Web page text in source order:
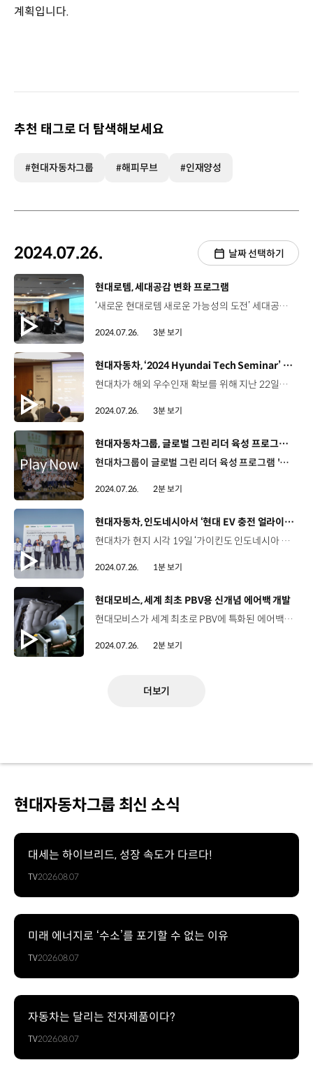
계획입니다.
추천 태그로 더 탐색해보세요
#현대자동차그룹 #해피무브 #인재양성
2024.07.26. 날짜 선택하기
[동영상]
현대로템, 세대공감 변화 프로그램
‘새로운 현대로템 새로운 가능성의 도전’ 세대공감 변화 프로그램 진행 세대 특징에 따른 New Rotem Way 내재화 시니어 70년대생 주니어 90년대생 세대별 특성에 따른 맞춤형 프로그램 이현 책임매니저 / 현대로템 교육문화팀현대로템은 세대 간의 이해도를 높이고 구성원들이 한 방향을 바라볼 수 있는 동기를 유발할 수 있도록 세대공감 변화 프로그램을 운영하고 있습니다. [90년대생 프로그램] 주도적 마인드셋을 통해 나의 가치를 높이는 습관 [70년대생 프로그램] 세련되고 스마트한 시니어가 되기 위한 열정 리부트 같은 세대끼리 스킨십을 통한 시너지 향상 곽정은 칼럼리스트의 세대 맞춤형 특강 곽정은 칼럼리스트일하면서 감정을 관리하고 또 마음을 돌본다는 것이 쉽지는 않죠. 하지만 여러분들 귀한 재능을 펼치시면서 경험하는 많은 현장들 속에서 자신을 사랑하고 또 타인을 돌보는 귀한 여정을 걸어가셨으면 하는 바람이 있습니다. 현대로템 여러분 모두 파이팅. 세대별 참여형 액티비티 프로그램 진행 70년대생 단체 탁구, 팀 크레인, 지구를 굴려라, 릴레이 줄넘기 문종훈 책임연구원 / 현대로템 유도무기개발팀 세대공감 프로그램을 통해서 젊은 세대와 우리 세대가 같이 즐겁게 공존해가며 갈 수 있는 방법들을 생각해보는 좋은 기회가 됐으면 합니다. 90년대생 실내 조정, 스피드 스택스, 파이프 릴레이 배지원 연구원 / 현대로템 추진시험팀70년대생 세대와 90년대생 세대가 다르다는 것을 인정하고 서로 이해할 수 있도록 회사 차원에서 도와주셔서, 서로 협업해서 프로젝트 같은 것도 진행할 수 있도록 도와주는 좋은 제도라고 생각합니다. 강의식 교육에서 벗어나 세대 공감 활동을 통한 자연스러운 변화 유도 이상민 책임연구원 / 현대로템 운반설비연구팀 오랜만에 이렇게 땀도 흘리고 다 같은 세대잖아요. 이런 활동을 하니까 너무 재밌네요. 서로 서로 이렇게 크게 웃은 적이 없었는데 많이 웃었어요. 즐겁습니다. 김석원 연구원 / 현대로템 추진시험팀 이런 자리가 좀 많았으면 좋겠습니다. 잘못한 부분도 스스로 좀 많이 깨달았고 저희뿐만 아니라 70년생 분들도 많이 참여했으면 좋겠습니다. 세대공감 변화 프로그램을 통해 세대 간 장벽 해소 70년대생 90년대생 성장과 공감의 장이 된 시간
2024.07.26. 3분 보기
[동영상]
현대자동차, ‘2024 Hyundai Tech Seminar’ 개최
현대차가 해외 우수인재 확보를 위해 지난 22일부터 이틀간 ‘2024 Hyundai Tech Seminar'를 개최했습니다. 현대차는 해외 우수 이공계 박사 채용을 위해 매년 다양한 노력을 기울이고 있는데요. 올해는 기존에 진행했던 홍보 중심의 대규모 콘퍼런스 형식에서 벗어나, 1차 온라인 면접에 합격한 해외 이공계 박사들을 롤링힐스 호텔로 초청해 최종 면접을 겸한 테크 세미나를 열었습니다. 현대차는 본격적인 면접에 앞서 이번 테크 세미나에 참석한 해외 우수 인재들에게 현대차의 비전과 주요 사업, 연구개발 전략, 그리고 Hyundai way를 공유했습니다. 배터리, Data SW, AAM, 스마트팩토리, 친환경 등 다섯 개의 분야별 세미나에서는 현직자들의 생생한 조직소개와 함께 지원자들의 연구분야에 대한 활발한 질의와 토론을 통해 전문성을 심층적으로 검증하고 기술을 교류하는 시간을 가졌습니다. 아울러 HR 평가와 면담을 통해 조직 적합성을 검증하고 네트워킹 세션을 마련해 지원자가 현직자, HR담당자와 직접 소통할 수 있는 기회를 제공했습니다. 김혜인 부사장 / 현대자동차 HR본부올해부터는 Tech Seminar를 통해 실제 면접 대상자들을 국내 초청하여 기술 교류의 장을 마련하고, 최종 선발까지 진행할 계획입니다. 이를 통해 연구 분야별 글로벌 우수 인재를 적극적으로 영입하여 당사의 RD 기술 경쟁력을 강화하겠습니다. 한편 현대차는 남양연구소의 주요 연구시설들을 견학하는 연구소 투어 프로그램도 진행했는데요. 연구소 내 주행 시험장, 수소 충전소, 파이롯트센터 등을 둘러보며 현대차의 근무 환경에 대한 이해도를 높이고 입사 의지를 다질 수 있게 했습니다. 현대차는 앞으로도 해외 대학의 우수한 이공계 Top Talent 영입을 위한 다양한 노력들을 더욱 적극적으로 추진해나갈 계획입니다.
2024.07.26. 3분 보기
[동영상]
현대자동차그룹, 글로벌 그린 리더 육성 프로그램 ‘해피무브 the Green’ 론칭
현대차그룹이 글로벌 그린 리더 육성 프로그램 '해피무브 더 그린’을 론칭하며 미래 친환경 인재 양성에 나섭니다. '해피무브 더 그린'은 환경을 테마로 국내와 독일에서 진행되는 대학생 사회공헌 프로그램인데요. 지난 22일, 현대차그룹 관계자들과 대학생 단원 100명, 임직원 멘토 20명 등이 참석한 가운데 경기도 광주 곤지암 리조트에서 해피무브 더 그린 발대식을 개최했습니다. 함승현 책임매니저 / 현대자동차·기아 지속경영기획팀새로운 '해피무브 더 그린'은 환경 이슈에 초점을 맞춰 현대차그룹에서 진행하는 환경 CSR과 연계된 활동을 하는 것이 특징인데요. 함께하는 모든 학생들이 오늘의 환경을 배우고 내일의 환경을 지키는 친환경 리더로 성장하는 데 조금이나마 이 프로그램이 기여했으면 좋겠습니다. 단원들은 발대식을 시작으로 어제까지 3박 4일 동안 현대차그룹의 대표 CSR 사업지인 여의샛강 생태공원과 진천 미호강, 미르숲에서 자연놀이터 및 생태못 조성, 생물대탐사 등 다양한 친환경 활동을 펼쳤는데요. 8월 중에는 4박 6일간 독일의 주요 친환경 랜드마크를 방문해 친환경 정책 도입 사례를 학습합니다. 오지연 / 해피무브 더 그린 대학생 단원가끔 플로깅을 한다든지 업사이클링 브랜드를 이용한다든지 혼자 환경에 대한 관심을 이어오고 있었는데 이렇게 관심사가 같은 친구들과 보다 전문적인 활동을 할 수 있다는 것이 매우 소중한 기회인 것 같습니다. 대학생 단원들은 국내외 활동을 거쳐 현대차그룹의 환경 CSR 아이디어를 구상해 9월 예정된 수료식에서 발표하게 되며 현대차그룹은 우수팀 총 6팀에 포상을 수여하고 제안된 아이디어의 실제 적용 여부도 검토할 예정입니다. 현대차그룹은 대학생들이 친환경 리더로 나아갈 수 있도록 다양한 경험을 제공하며 미래 친환경 인재 양성에 힘써 나갈 계획입니다.
2024.07.26. 2분 보기
[동영상]
현대자동차, 인도네시아서 ‘현대 EV 충전 얼라이언스’ 업무협약 체결
현대차가 현지 시각 19일 ‘가이킨도 인도네시아 국제 오토 쇼 2024’에서 인도네시아 민간 충전 사업자 6개 업체와 ‘현대 EV 충전 얼라이언스’ 구축을 위한 업무협약을 체결했습니다. 이번 업무협약을 통해 현대차 전기차 고객은 별도의 회원 가입, 결제 수단 등록 없이 ‘마이현대’ 앱으로 타 업체의 충전 시설을 간편하게 이용할 수 있게 됐는데요. 인도네시아에서 총 429개소 696기의 EV 충전 인프라가 해당되며, 인도네시아 민간 EV 충전기의 약 97%에 달하는 수치입니다. 이외에도 현대차는 전기차 신차 고객에게 현대 전기차 충전 얼라이언스에 속한 업체의 충전소에서 1년간 사용할 수 있는 충전량 50kWh를 매월 제공하는 ‘EV 충전 서비스 프로그램’을 실시합니다.
2024.07.26. 1분 보기
[동영상]
현대모비스, 세계 최초 PBV용 신개념 에어백 개발
현대모비스가 세계 최초로 PBV에 특화된 에어백을 개발했습니다. 이번에 공개한 에어백은‘도어 장착형 커튼에어백’과 ‘자립형 동승석에어백’으로 실내가 넓고 다채로운 실내디자인이 가능한 PBV 특성에 맞게 개발됐습니다. 기존의 커튼에어백이 위에서 아래로 펼쳐지는 것과 달리, 도어 장착형 커튼에어백은 와이어를 따라 아래서 위로 수직 팽창하는데요. 차 옆문에 장착해 완전히 펼쳐지는 데 0.03초가 걸리며 북미 교통안전국(NHTSA)이 정한 안전성 기준도 충족합니다. 자립형 에어백은 전면 유리창까지 실내 공간이 넓은 PBV 특성을 고려한 기술로 에어백 하부의 지지력만으로도 고정성을 확보했으며 전면 유리창에 닿지 않고도 충격을 흡수할 수 있게 해 북미 신차평가프로그램(NCAP) 기준 높은 등급 수준의 안전성도 확보했습니다. 현대모비스는 PBV용 에어백의 확장성에 주목해 해외 시장의 안전기준을 충족하고 다양한 에어백을 개발해 나갈 계획입니다.
2024.07.26. 2분 보기
더보기
현대자동차그룹 최신 소식
대세는 하이브리드, 성장 속도가 다르다!
TV2026.08.07
미래 에너지로 ‘수소’를 포기할 수 없는 이유
TV2026.08.07
자동차는 달리는 전자제품이다?
TV2026.08.07